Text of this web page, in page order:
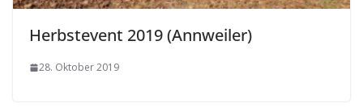
Herbstevent 2019 (Annweiler)
28. Oktober 2019